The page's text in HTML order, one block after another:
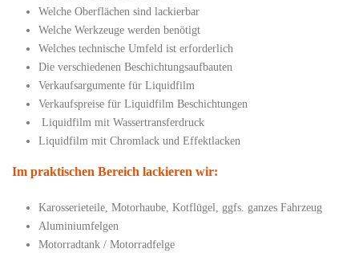
Welche Oberflächen sind lackierbar
Welche Werkzeuge werden benötigt
Welches technische Umfeld ist erforderlich
Die verschiedenen Beschichtungsaufbauten
Verkaufsargumente für Liquidfilm
Verkaufspreise für Liquidfilm Beschichtungen
Liquidfilm mit Wassertransferdruck
Liquidfilm mit Chromlack und Effektlacken
Im praktischen Bereich lackieren wir:
Karosserieteile, Motorhaube, Kotflügel, ggfs. ganzes Fahrzeug
Aluminiumfelgen
Motorradtank / Motorradfelge